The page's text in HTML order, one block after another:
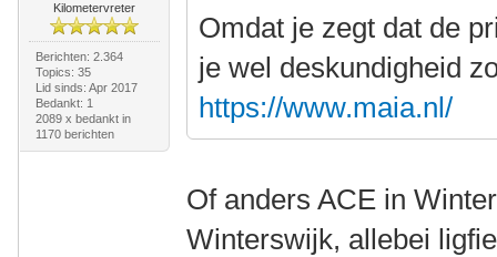
Kilometervreter
Berichten: 2.364
Topics: 35
Lid sinds: Apr 2017
Bedankt: 1
2089 x bedankt in
1170 berichten
Omdat je zegt dat de
je wel deskundigheid
https://www.maia.nl/
Of anders ACE in
Winterswijk, allebei